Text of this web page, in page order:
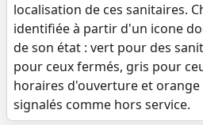
localisation de ces sanitaires.
identifiée à partir d'un icone
de son état : vert pour des
pour ceux fermés, gris pour
horaires d'ouverture et
signalés comme hors service.